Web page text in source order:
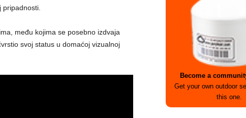
među kojima se posebno izdvaja
svoj status u domaćoj vizualnoj
Become a
Get your own outdoor
this one.